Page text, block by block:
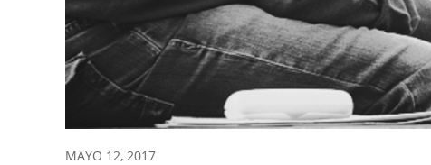
MAYO 12, 2017